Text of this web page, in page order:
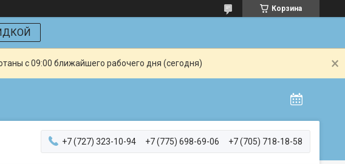
Корзина
с 09:00 ближайшего рабочего дня (сегодня)
+7 (727) 323-10-94 +7 (775) 698-69-06 +7 (705) 718-18-58